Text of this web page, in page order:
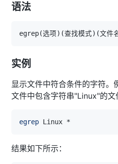
语法
egrep(选项) (查找模式) (文件
实例
显示文件中符合条件的字符。
文件中包含字符串"Linux"的文
egrep
结果如下所示：